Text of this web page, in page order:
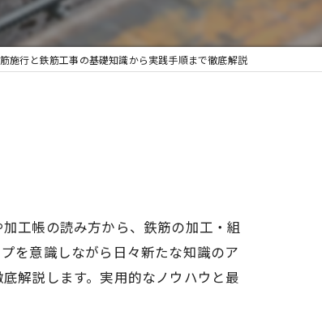
施行と鉄筋工事の基礎知識から実践手順まで徹底解説
工帳の読み方から、鉄筋の加工・組
を意識しながら日々新たな知識のア
解説します。実用的なノウハウと最